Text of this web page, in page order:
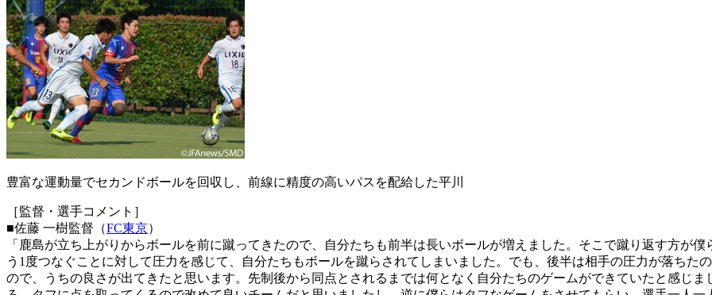
豊富な運動量でセカンドボールを回収し、前線に精度の高いパスを配給した平川
［監督・選手コメント］
■佐藤 一樹監督（FC東京）
「鹿島が立ち上がりからボールを前に蹴ってきたので、自分たちも前半は長いボールが増えました。そこで蹴り返す方が
う1度つなぐことに対して圧力を感じて、自分たちもボールを蹴らされてしまいました。でも、後半は相手の圧力が落ちた
ので、うちの良さが出てきたと思います。先制後から同点とされるまでは何となく自分たちのゲームができていたと感じ